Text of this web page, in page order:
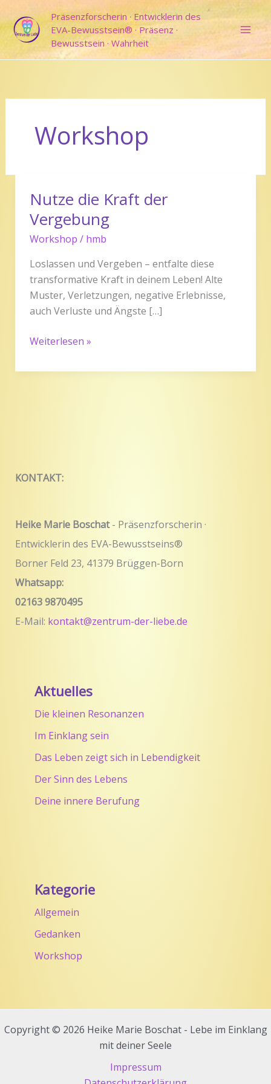
Inhalt
springen
Präsenzforscherin · Entwicklerin des
EVA-Bewusstsein® · Präsenz ·
Bewusstsein · Wahrheit
Workshop
Nutze die Kraft der
Vergebung
Workshop / hmb
Loslassen und Vergeben – entfalte diese
transformative Kraft in deinem Leben! Alte
Muster, Verletzungen, negative Erlebnisse,
auch Verluste und Ängste […]
Nutze
die
Kraft
der
Vergebung
Weiterlesen »
KONTAKT:
Heike Marie Boschat- Präsenzforscherin ·
Entwicklerin des EVA-Bewusstseins®
Borner Feld 23, 41379 Brüggen-Born
Whatsapp:
02163 9870495
E-Mail: kontakt@zentrum-der-liebe.de
Aktuelles
Die kleinen Resonanzen
Im Einklang sein
Das Leben zeigt sich in Lebendigkeit
Der Sinn des Lebens
Deine innere Berufung
Kategorie
Allgemein
Gedanken
Workshop
Copyright © 2026 Heike Marie Boschat - Lebe im Einklang
mit deiner Seele
Impressum